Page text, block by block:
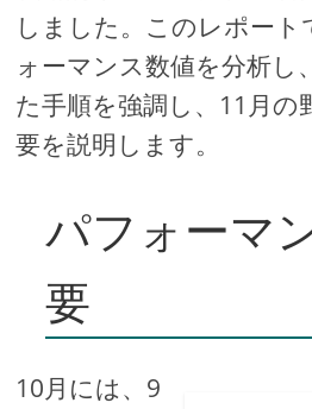
しました。このレポート
ォーマンス数値を分析し
た手順を強調し、11月の
要を説明します。
パフォーマ
要
10月には、9